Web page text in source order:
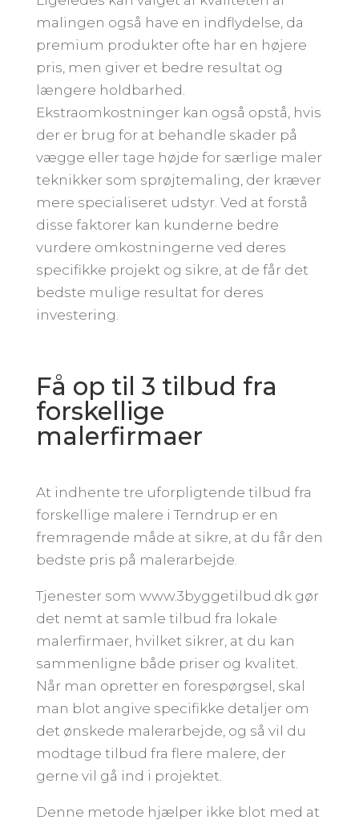
malingen også have en indflydelse, da
premium produkter ofte har en højere
pris, men giver et bedre resultat og
længere holdbarhed.
Ekstraomkostninger kan også opstå, hvis
der er brug for at behandle skader på
vægge eller tage højde for særlige maler
teknikker som sprøjtemaling, der kræver
mere specialiseret udstyr. Ved at forstå
disse faktorer kan kunderne bedre
vurdere omkostningerne ved deres
specifikke projekt og sikre, at de får det
bedste mulige resultat for deres
investering.
Få op til 3 tilbud fra
forskellige
malerfirmaer
At indhente tre uforpligtende tilbud fra
forskellige malere i Terndrup er en
fremragende måde at sikre, at du får den
bedste pris på malerarbejde.
Tjenester som www.3byggetilbud.dk gør
det nemt at samle tilbud fra lokale
malerfirmaer, hvilket sikrer, at du kan
sammenligne både priser og kvalitet.
Når man opretter en forespørgsel, skal
man blot angive specifikke detaljer om
det ønskede malerarbejde, og så vil du
modtage tilbud fra flere malere, der
gerne vil gå ind i projektet.
Denne metode hjælper ikke blot med at